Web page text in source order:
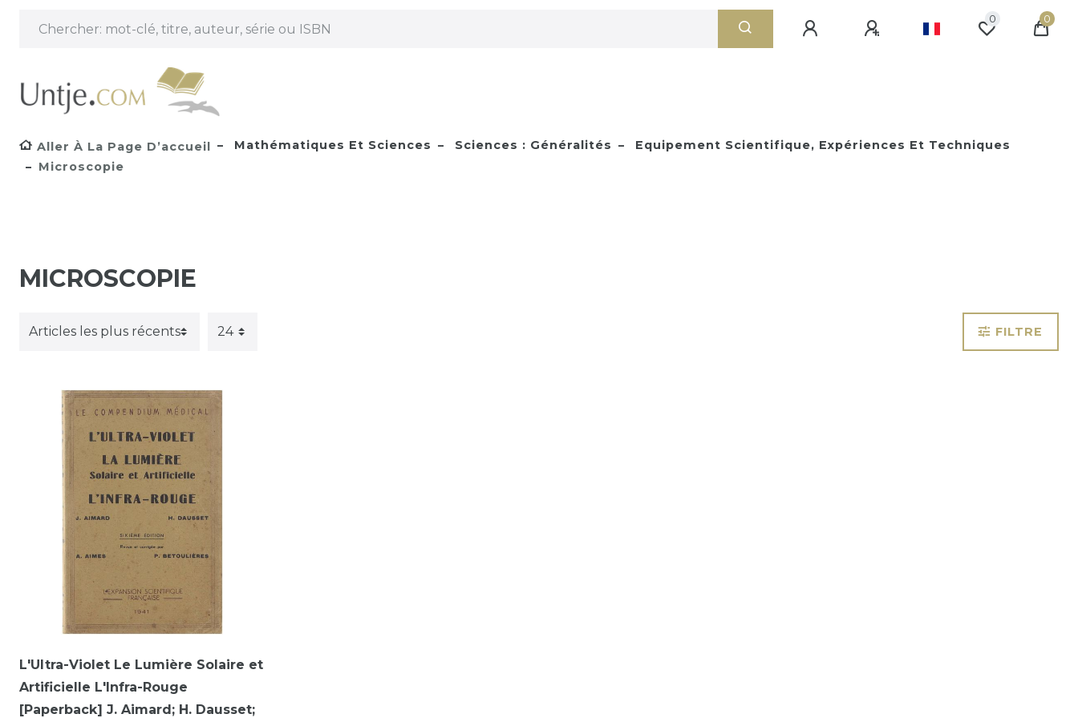
0 0
Aller À La Page D’accueil Mathématiques Et Sciences Sciences : Généralités
Equipement Scientifique, Expériences Et Techniques
Microscopie
MICROSCOPIE
FILTRE
L'Ultra-Violet Le Lumière Solaire et
Artificielle L'Infra-Rouge
[Paperback] J. Aimard; H. Dausset;